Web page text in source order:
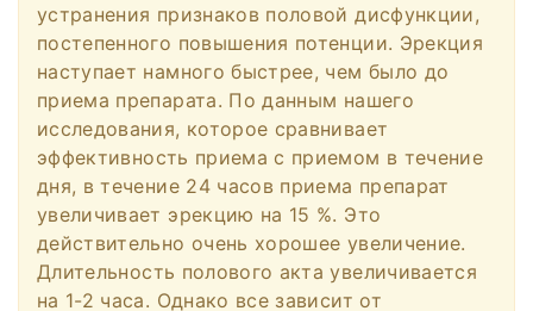
устранения признаков половой дисфункции,
постепенного повышения потенции. Эрекция
наступает намного быстрее, чем было до
приема препарата. По данным нашего
исследования, которое сравнивает
эффективность приема с приемом в течение
дня, в течение 24 часов приема препарат
увеличивает эрекцию на 15 %. Это
действительно очень хорошее увеличение.
Длительность полового акта увеличивается
на 1-2 часа. Однако все зависит от